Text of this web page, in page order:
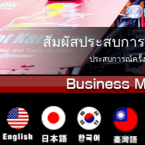
Tokyo Shibuya Annex
Tokyo Asakusa
Okinawa
สัมผัสประสบกา
ประสบการณ์ครั้